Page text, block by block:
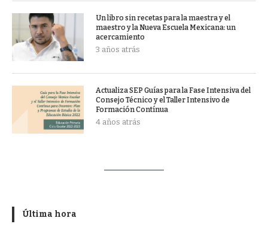
Un libro sin recetas para la maestra y el
maestro y la Nueva Escuela Mexicana: un
acercamiento
3 años atrás
Actualiza SEP Guías para la Fase Intensiva del
Consejo Técnico y el Taller Intensivo de
Formación Contínua
4 años atrás
Última hora